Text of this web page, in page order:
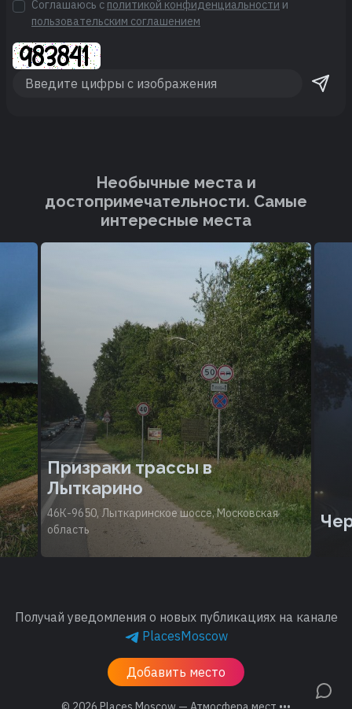
Соглашаюсь с политикой конфиденциальности и
пользовательским соглашением
Необычные места и
достопримечательности. Cамые
интересные места
Призраки трассы в
Лыткарино
46К-9650, Лыткаринское шоссе, Московская
область
Получай уведомления о новых публикациях на канале
PlacesMoscow
Добавить место